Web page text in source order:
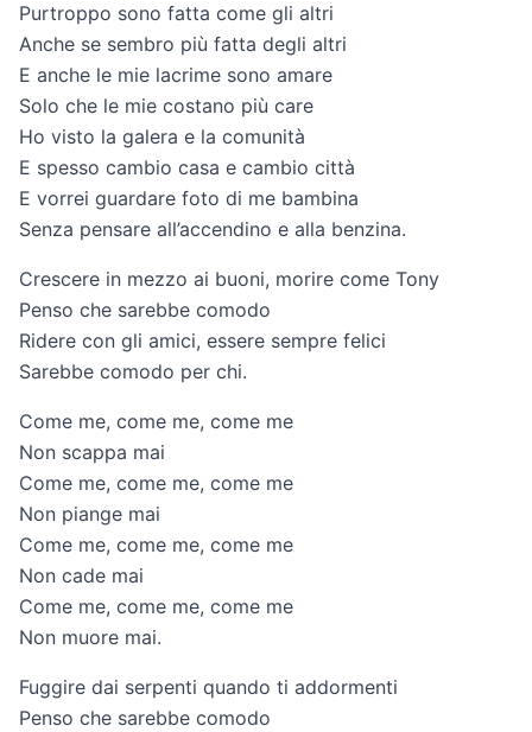
Purtroppo sono fatta come gli altri
Anche se sembro più fatta degli altri
E anche le mie lacrime sono amare
Solo che le mie costano più care
Ho visto la galera e la comunità
E spesso cambio casa e cambio città
E vorrei guardare foto di me bambina
Senza pensare all’accendino e alla benzina.
Crescere in mezzo ai buoni, morire come Tony
Penso che sarebbe comodo
Ridere con gli amici, essere sempre felici
Sarebbe comodo per chi.
Come me, come me, come me
Non scappa mai
Come me, come me, come me
Non piange mai
Come me, come me, come me
Non cade mai
Come me, come me, come me
Non muore mai.
Fuggire dai serpenti quando ti addormenti
Penso che sarebbe comodo